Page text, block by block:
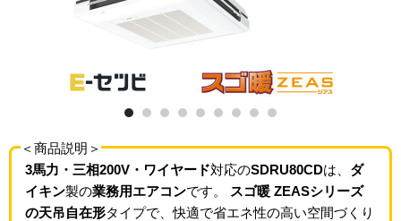
＜商品説明＞
3馬力・三相200V・ワイヤード対応のSDRU80CDは、 ダ
イキン製の業務用エアコンです。
スゴ暖 ZEASシリーズ
の天吊自在形タイプで、快適で省エネ性の高い空間づくり